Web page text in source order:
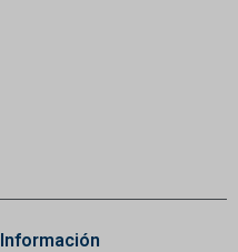
Información